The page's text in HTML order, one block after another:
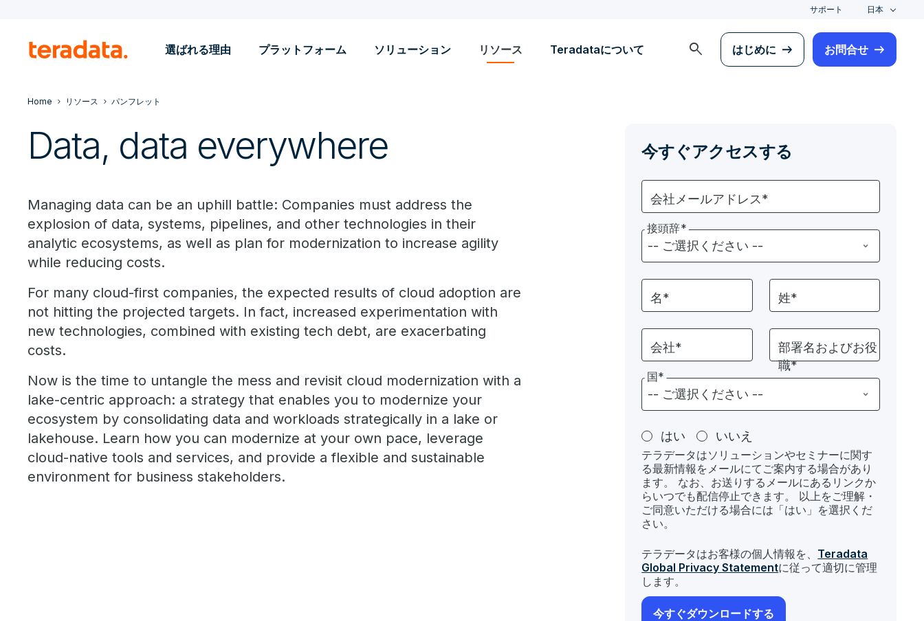
サポート 日本
選ばれる理由 プラットフォーム ソリューション リソース Teradataについて search はじめに お問合せ
Home リソース パンフレット
Data, data everywhere
Managing data can be an uphill battle: Companies must address the
explosion of data, systems, pipelines, and other technologies in their
analytic ecosystems, as well as plan for modernization to increase agility
while reducing costs.
For many cloud-first companies, the expected results of cloud adoption are
not hitting the projected targets. In fact, increased experimentation with
new technologies, combined with existing tech debt, are exacerbating
costs.
Now is the time to untangle the mess and revisit cloud modernization with a
lake-centric approach: a strategy that enables you to modernize your
ecosystem by consolidating data and workloads strategically in a lake or
lakehouse. Learn how you can modernize at your own pace, leverage
cloud-native tools and services, and provide a flexible and sustainable
environment for business stakeholders.
今すぐアクセスする
会社メールアドレス*
接頭辞*
名* 姓*
会社*
部署名およびお役
職*
国*
はい いいえ
テラデータはソリューションやセミナーに関す
る最新情報をメールにてご案内する場合があり
ます。 なお、お送りするメールにあるリンクか
らいつでも配信停止できます。 以上をご理解・
ご同意いただける場合には「はい」を選択くだ
さい。
テラデータはお客様の個人情報を、 Teradata
Global Privacy Statementに従って適切に管理
します。